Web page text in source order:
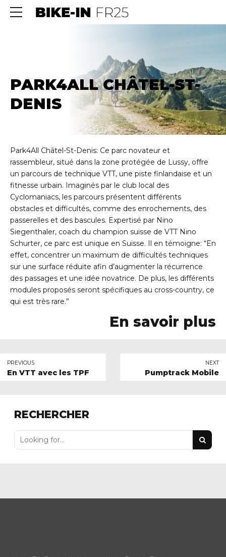
PARK4ALL CHÂTEL-ST-
DENIS
Park4All Châtel-St-Denis: Ce parc novateur et
rassembleur, situé dans la zone protégée de Lussy, offre
un parcours de technique VTT, une piste finlandaise et un
fitnesse urbain. Imaginés par le club local des
Cyclomaniacs, les parcours présentent différents
obstacles et difficultés, comme des enrochements, des
passerelles et des bascules. Expertisé par Nino
Siegenthaler, coach du champion suisse de VTT Nino
Schurter, ce parc est unique en Suisse. Il en témoigne: “En
effet, concentrer un maximum de difficultés techniques
sur une surface réduite afin d’augmenter la récurrence
des passages et une idée novatrice. De plus, les différents
modules proposés seront spécifiques au cross-country, ce
qui est très rare.”
En savoir plus
PREVIOUS
En VTT avec les TPF
NEXT
Pumptrack Mobile
RECHERCHER